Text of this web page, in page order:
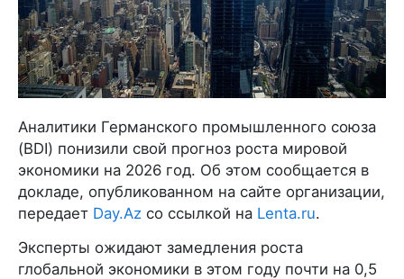
Аналитики Германского промышленного союза
(BDI) понизили свой прогноз роста мировой
экономики на 2026 год. Об этом сообщается в
докладе, опубликованном на сайте организации,
передает Day.Az со ссылкой на Lenta.ru.
Эксперты ожидают замедления роста
глобальной экономики в этом году почти на 0,5